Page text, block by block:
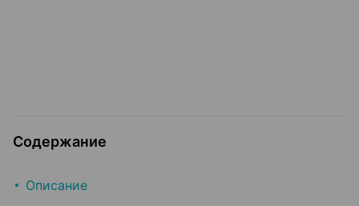
Содержание
Описание